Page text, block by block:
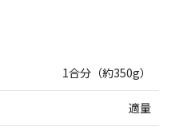
1合分（約350g）
適量